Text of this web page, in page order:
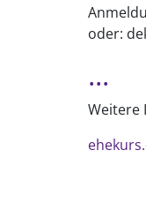
oder:
...
Weitere